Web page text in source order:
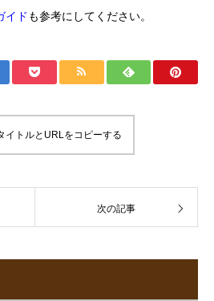
イド も参考にしてください。
イトルとURLをコピーする
次の記事